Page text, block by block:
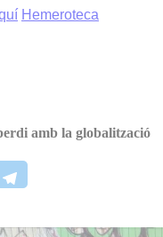
Hemeroteca
amb la globalització